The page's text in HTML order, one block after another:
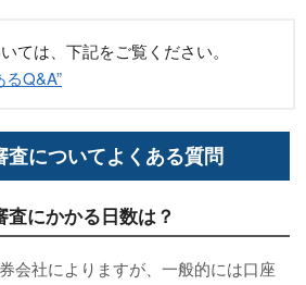
ては、下記をご覧ください。
Q&A”
査についてよくある質問
にかかる日数は？
会社によりますが、一般的には口座